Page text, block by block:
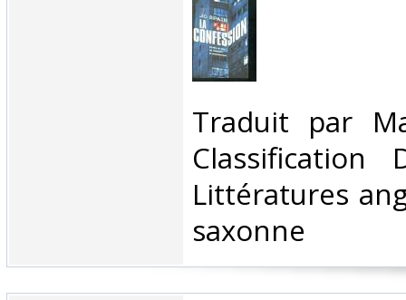
‎Traduit par
Classification
Littératures
saxonne‎